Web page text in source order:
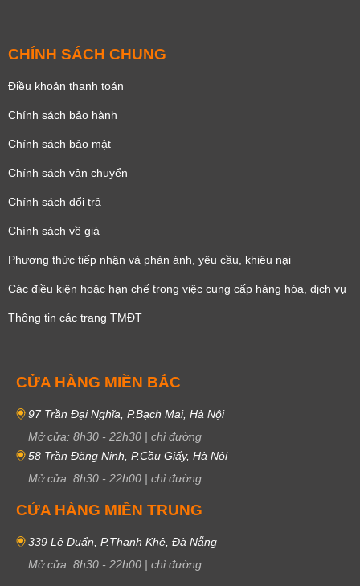
CHÍNH SÁCH CHUNG
Điều khoản thanh toán
Chính sách bảo hành
Chính sách bảo mật
Chính sách vận chuyển
Chính sách đổi trả
Chính sách về giá
Phương thức tiếp nhận và phản ánh, yêu cầu, khiêu nại
Các điều kiện hoặc hạn chế trong việc cung cấp hàng hóa, dịch vụ
Thông tin các trang TMĐT
CỬA HÀNG MIỀN BẮC
97 Trần Đại Nghĩa, P.Bạch Mai, Hà Nội
Mở cửa: 8h30 - 22h30 | chỉ đường
58 Trần Đăng Ninh, P.Cầu Giấy, Hà Nội
Mở cửa: 8h30 - 22h00 | chỉ đường
CỬA HÀNG MIỀN TRUNG
339 Lê Duẩn, P.Thanh Khê, Đà Nẵng
Mở cửa: 8h30 - 22h00 | chỉ đường